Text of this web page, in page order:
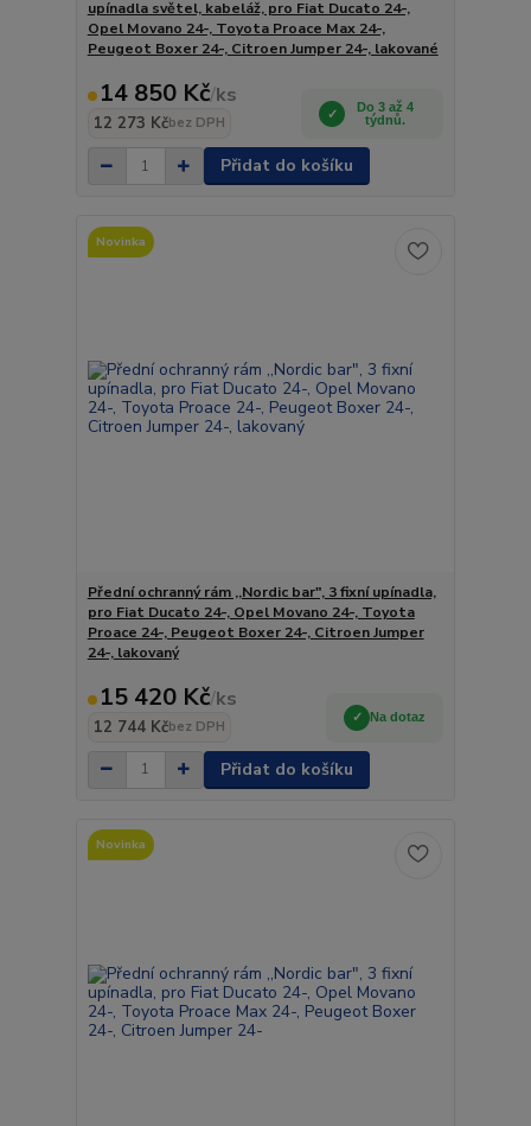
upínadla světel, kabeláž, pro Fiat Ducato 24-,
Opel Movano 24-, Toyota Proace Max 24-,
Peugeot Boxer 24-, Citroen Jumper 24-, lakované
14 850 Kč/ks
12 273 Kčbez DPH
Do 3 až 4
týdnů.
Přidat do košíku
Novinka
Přední ochranný rám ,,Nordic bar", 3 fixní upínadla,
pro Fiat Ducato 24-, Opel Movano 24-, Toyota
Proace 24-, Peugeot Boxer 24-, Citroen Jumper
24-, lakovaný
15 420 Kč/ks
12 744 Kčbez DPH
Na dotaz
Přidat do košíku
Novinka